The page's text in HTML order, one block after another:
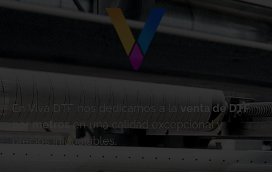
En Viva DTF nos dedicamos a la
venta de DTF
por metros
en una calidad excepcional y
precios inigualables.